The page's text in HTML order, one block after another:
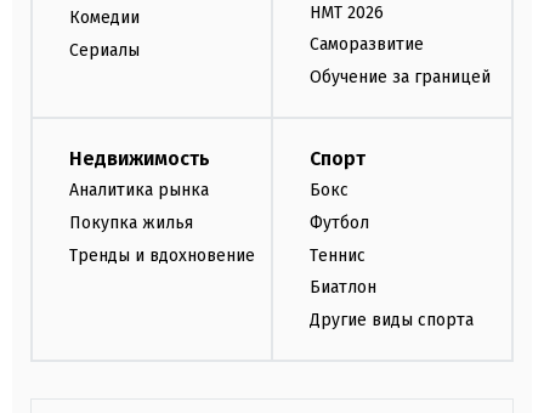
Комедии
Сериалы
НМТ 2026
Саморазвитие
Обучение за границей
Недвижимость
Аналитика рынка
Покупка жилья
Тренды и вдохновение
Спорт
Бокс
Футбол
Теннис
Биатлон
Другие виды спорта